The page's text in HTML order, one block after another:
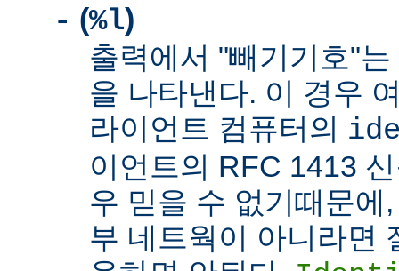
- (%l)
출력에서 "빼기기호"
을 나타낸다. 이 경우
라이언트 컴퓨터의
이언트의 RFC 1413
우 믿을 수 없기때문에
부 네트웍이 아니라면